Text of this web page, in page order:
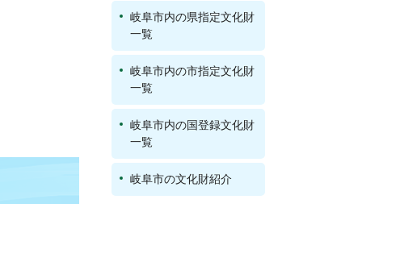
岐阜市内の県指定文化財
一覧
岐阜市内の市指定文化財
一覧
岐阜市内の国登録文化財
一覧
岐阜市の文化財紹介